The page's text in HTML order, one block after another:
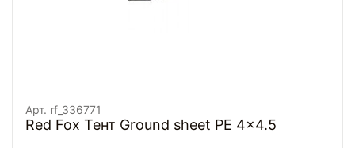
Арт. rf_336771
Red Fox Тент Ground sheet PE 4x4.5